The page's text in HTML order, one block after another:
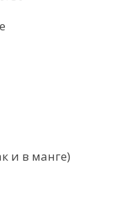
и в манге)